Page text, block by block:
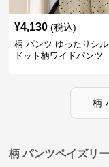
¥4,130 (税込)
柄 パンツ ゆったりシ
ドット柄ワイドパンツ
柄
柄 パンツペイズリ